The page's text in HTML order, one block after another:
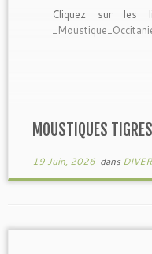
Cliquez sur les
MOUSTIQUES
19 Juin, 2026dans